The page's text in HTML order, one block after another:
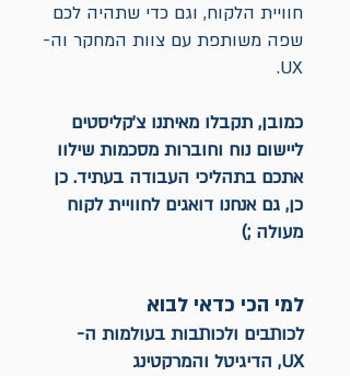
חוויית הלקוח, וגם כדי שתהיה לכם
שפה משותפת עם צוות המחקר וה-
UX.
כמובן, תקבלו מאיתנו צ'קליסטים
ליישום נוח וחוברות מסכמות שילוו
אתכם בתהליכי העבודה בעתיד. כן
כן, גם אנחנו דואגים לחוויית לקוח
מעולה ;)
למי הכי כדאי לבוא
לכותבים ולכותבות בעולמות ה-
UX, הדיגיטל והמרקטינג